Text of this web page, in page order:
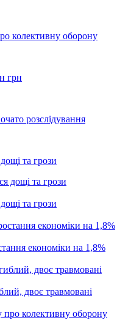
колективну оборону
грн
розслідування
та грози
та грози
економіки на 1,8%
двоє травмовані